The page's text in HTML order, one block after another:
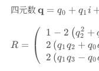
四元数
i+q_{2}
q = q0 + q1 i
R = ⎝
⎛ 1 − 2 (q2
2 +
2 (q1 q2 + q0
2 (q1 q3 − q0